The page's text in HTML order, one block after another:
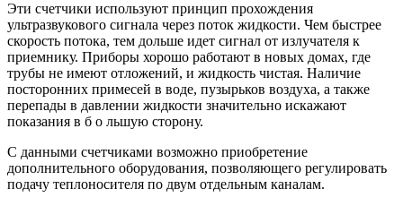
Эти счетчики используют принцип прохождения
ультразвукового сигнала через поток жидкости. Чем быстрее
скорость потока, тем дольше идет сигнал от излучателя к
приемнику. Приборы хорошо работают в новых домах, где
трубы не имеют отложений, и жидкость чистая. Наличие
посторонних примесей в воде, пузырьков воздуха, а также
перепады в давлении жидкости значительно искажают
показания в б о льшую сторону.
С данными счетчиками возможно приобретение
дополнительного оборудования, позволяющего регулировать
подачу теплоносителя по двум отдельным каналам.